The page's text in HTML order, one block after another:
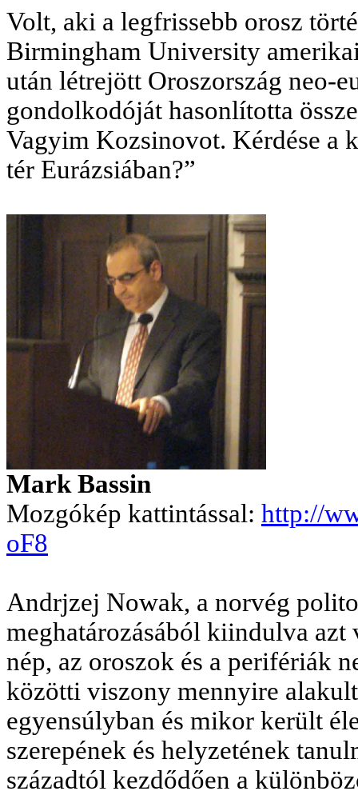
Volt, aki a legfrissebb orosz
Birmingham University
után létrejött Oroszország neo-
gondolkodóját hasonlította
Vagyim Kozsinovot. Kérdése a
tér Eurázsiában?”
Mark Bassin
Mozgókép kattintással: http://
oF8
Andrjzej Nowak, a norvég
meghatározásából kiindulva
nép, az oroszok és a perifériák
közötti viszony mennyire
egyensúlyban és mikor került
szerepének és helyzetének
századtól kezdődően a